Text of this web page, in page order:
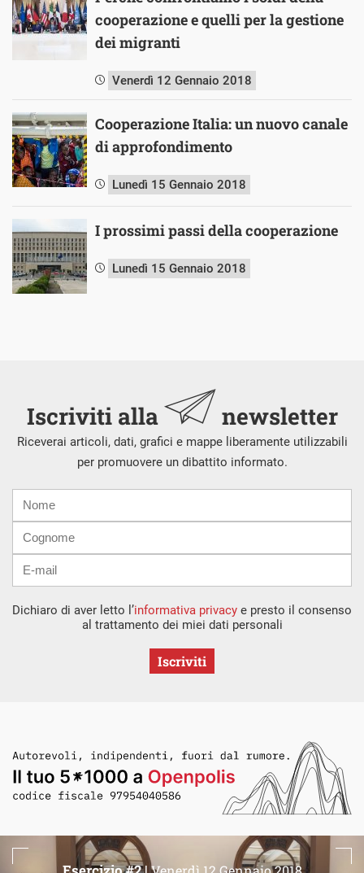
cooperazione e quelli per la gestione
dei migranti
Venerdì 12 Gennaio 2018
Cooperazione Italia: un nuovo canale
di approfondimento
Lunedì 15 Gennaio 2018
I prossimi passi della cooperazione
Lunedì 15 Gennaio 2018
Iscriviti alla newsletter
Riceverai articoli, dati, grafici e mappe liberamente utilizzabili
per promuovere un dibattito informato.
mail
Dichiaro di aver letto l’informativa privacy e presto il consenso
al trattamento dei miei dati personali
Iscriviti